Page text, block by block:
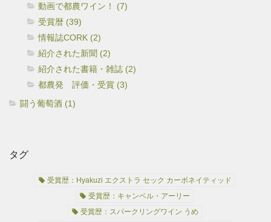
動画で都農ワイン！ (7)
受賞暦 (39)
情報誌CORK (2)
紹介された新聞 (2)
紹介された書籍・雑誌 (2)
都農発 評価・受賞 (3)
闘う葡萄酒 (1)
タグ
受賞歴：Hyakuzi エクストラ セック カーボネイティッド
受賞歴：キャンベル・アーリー
受賞歴：スパークリングワイン うめ